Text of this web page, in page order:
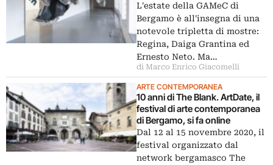
L'estate della GAMeC di
Bergamo è all'insegna di una
notevole tripletta di mostre:
Regina, Daiga Grantina ed
Ernesto Neto. Ma…
di Marco Enrico Giacomelli
ARTE CONTEMPORANEA
10 anni di The Blank. ArtDate, il
festival di arte contemporanea
di Bergamo, si fa online
Dal 12 al 15 novembre 2020, il
festival organizzato dal
network bergamasco The